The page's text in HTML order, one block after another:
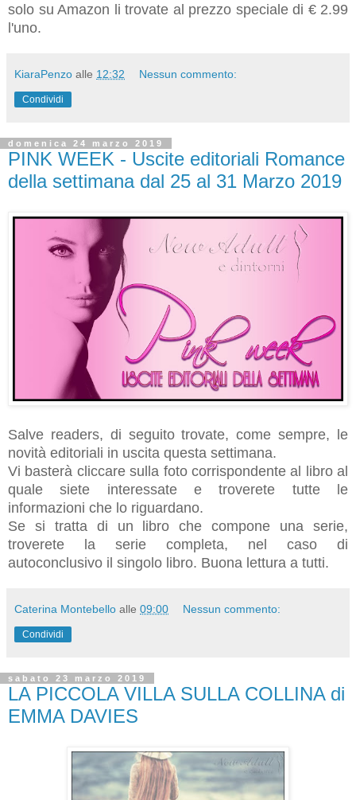
solo su Amazon li trovate al prezzo speciale di € 2.99
l'uno.
KiaraPenzo alle 12:32 Nessun commento:
Condividi
domenica 24 marzo 2019
PINK WEEK - Uscite editoriali Romance
della settimana dal 25 al 31 Marzo 2019
Salve readers, di seguito trovate, come sempre, le
novità editoriali in uscita questa settimana.
Vi basterà cliccare sulla foto corrispondente al libro al
quale siete interessate e troverete tutte le
informazioni che lo riguardano.
Se si tratta di un libro che compone una serie,
troverete la serie completa, nel caso di
autoconclusivo il singolo libro. Buona lettura a tutti.
Caterina Montebello alle 09:00 Nessun commento:
Condividi
sabato 23 marzo 2019
LA PICCOLA VILLA SULLA COLLINA di
EMMA DAVIES